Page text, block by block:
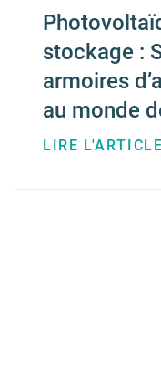
stockage :
armoires
au monde
LIRE L'ARTICLE